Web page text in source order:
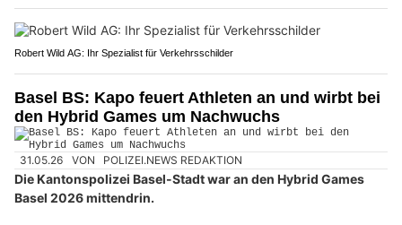
Robert Wild AG: Ihr Spezialist für Verkehrsschilder
Basel BS: Kapo feuert Athleten an und wirbt bei
den Hybrid Games um Nachwuchs
31.05.26 VON POLIZEI.NEWS REDAKTION
Die Kantonspolizei Basel-Stadt war an den Hybrid Games
Basel 2026 mittendrin.